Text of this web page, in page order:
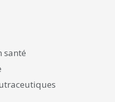
santé